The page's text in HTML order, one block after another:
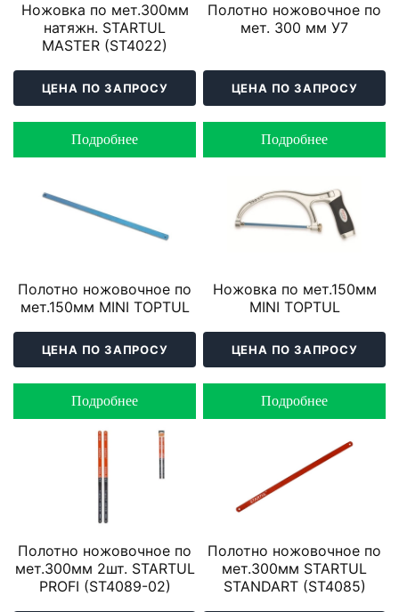
Ножовка по мет.300мм
натяжн. STARTUL
MASTER (ST4022)
ЦЕНА ПО ЗАПРОСУ
Подробнее
Полотно ножовочное по
мет. 300 мм У7
ЦЕНА ПО ЗАПРОСУ
Подробнее
Полотно ножовочное по
мет.150мм MINI TOPTUL
ЦЕНА ПО ЗАПРОСУ
Подробнее
Ножовка по мет.150мм
MINI TOPTUL
ЦЕНА ПО ЗАПРОСУ
Подробнее
Полотно ножовочное по
мет.300мм 2шт. STARTUL
PROFI (ST4089-02)
Полотно ножовочное по
мет.300мм STARTUL
STANDART (ST4085)